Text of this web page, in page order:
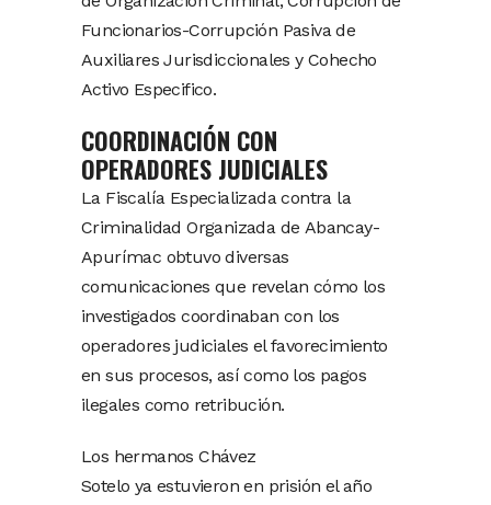
Funcionarios-Corrupción Pasiva de
Auxiliares Jurisdiccionales y Cohecho
Activo Especifico.
COORDINACIÓN CON
OPERADORES JUDICIALES
La Fiscalía Especializada contra la
Criminalidad Organizada de Abancay-
Apurímac obtuvo diversas
comunicaciones que revelan cómo los
investigados coordinaban con los
operadores judiciales el favorecimiento
en sus procesos, así como los pagos
ilegales como retribución.
Los hermanos Chávez
Sotelo ya estuvieron en prisión el año